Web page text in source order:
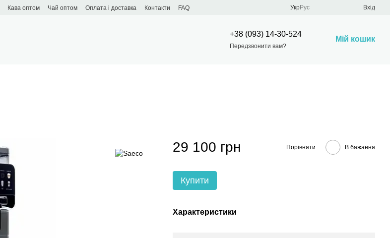
Кава оптом Чай оптом Оплата і доставка Контакти
FAQ
УкрРус Вхід
+38 (093) 14-30-524
Передзвонити вам?
Мій кошик
29 100 грн Порівняти В бажання
Купити
Характеристики